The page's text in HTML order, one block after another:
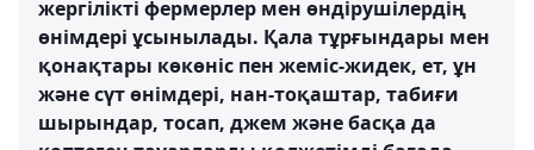
жергілікті фермерлер мен өндірушілердің
өнімдері ұсынылады. Қала тұрғындары мен
қонақтары көкөніс пен жеміс-жидек, ет, ұн
және сүт өнімдері, нан-тоқаштар, табиғи
шырындар, тосап, джем және басқа да